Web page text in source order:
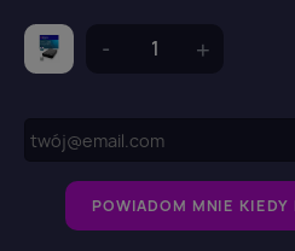
POWIADOM MNIE KIEDY